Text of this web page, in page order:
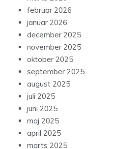
februar 2026
januar 2026
december 2025
november 2025
oktober 2025
september 2025
august 2025
juli 2025
juni 2025
maj 2025
april 2025
marts 2025